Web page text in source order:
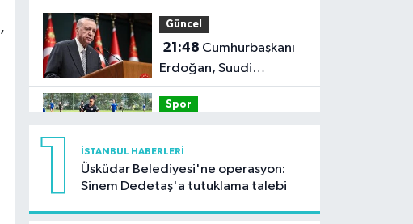
,
peşe patlamalar paniğe
neden oldu
Güncel
21:48
Erdoğan, Suudi
Arabistan'ı ziyaret
edecek
Spor
Futbol Takımı, hazırlık
maçında FOMGET'i 3-1
mağlup etti
Kültür Sanat
1 İSTANBUL HABERLERI
Üsküdar Belediyesi'ne operasyon:
Sinem Dedetaş'a tutuklama talebi